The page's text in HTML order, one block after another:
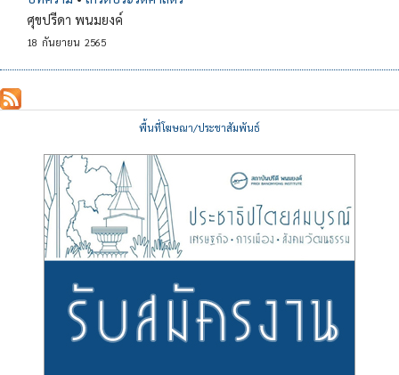
ศุขปรีดา พนมยงค์
18 กันยายน 2565
พื้นที่โฆษณา/ประชาสัมพันธ์